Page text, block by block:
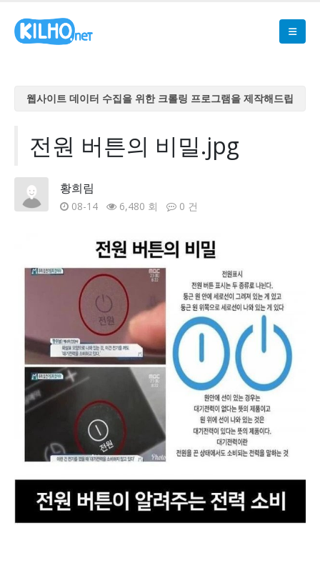
웹사이트 데이터 수집을 위한 크롤링 프로그램을 제작해드립
웹사이트 데이터 수집을 위한 크롤링 프로그램을 제작해드립
니다
웹사이트 데이터 수집을 위한 크롤링 프로그램을 제작해드립
웹사이트 데이터 수집을 위한 크롤링 프로그램을 제작해드립
니다
전원 버튼의 비밀.jpg
황희림
08-14 6,480 회 0 건